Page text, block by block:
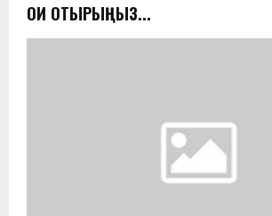
ОҚИ ОТЫРЫҢЫЗ...